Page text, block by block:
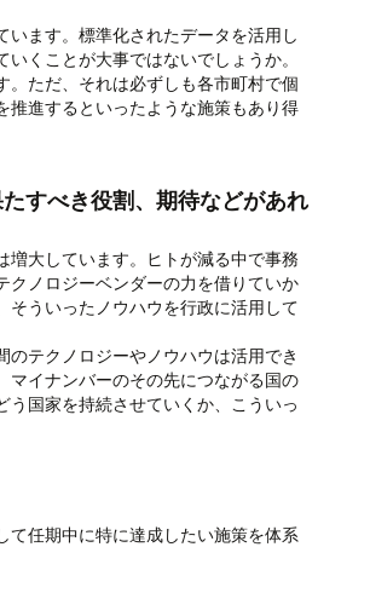
ます。標準化されたデータを活用し
くことが大事ではないでしょうか。
ただ、それは必ずしも各市町村で個
推進するといったような施策もあり得
すべき役割、期待などがあれ
大しています。ヒトが減る中で事務
クノロジーベンダーの力を借りていか
ういったノウハウを行政に活用して
テクノロジーやノウハウは活用でき
マイナンバーのその先につながる国の
国家を持続させていくか、こういっ
て任期中に特に達成したい施策を体系